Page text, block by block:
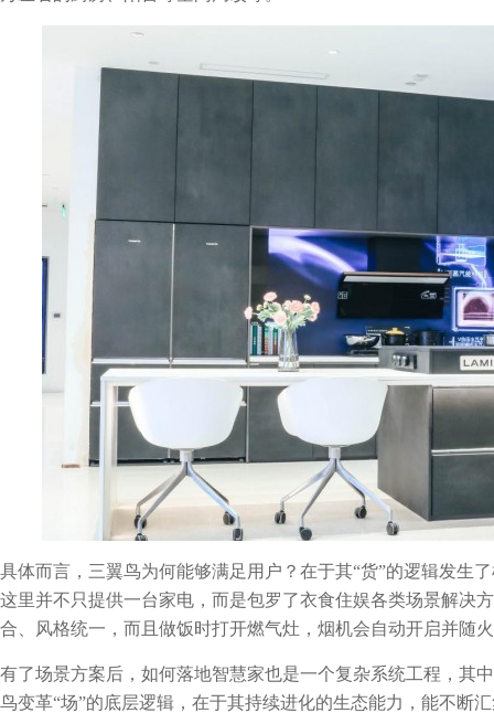
具体而言，三翼鸟为何能够满足用户？在于其“货”的逻辑发生
这里并不只提供一台家电，而是包罗了衣食住娱各类场景解决
合、风格统一，而且做饭时打开燃气灶，烟机会自动开启并随
有了场景方案后，如何落地智慧家也是一个复杂系统工程，其
鸟变革“场”的底层逻辑，在于其持续进化的生态能力，能不断